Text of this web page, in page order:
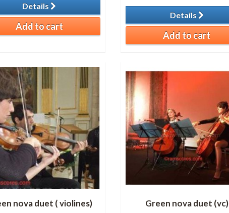
Details
Add to cart
Details
Add to cart
nova duet ( violines) Green nova duet (vc)